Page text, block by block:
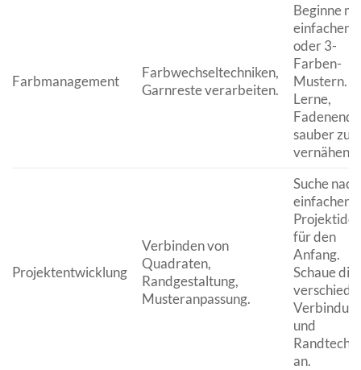
Farbmanagement
Farbwechseltechniken,
Garnreste verarbeiten.
Beginne
einfachen
oder 3-
Farben-
Mustern.
Lerne,
sauber zu
vernähen.
Projektentwicklung
Verbinden von
Quadraten,
Randgestaltung,
Musteranpassung.
Suche nach
einfachen
für den
Anfang.
Schaue dir
und
an.